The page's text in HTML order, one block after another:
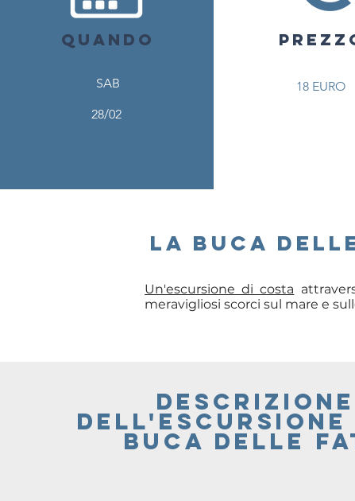
QUANDO
SAB
28/02
18 EURO
la buca
Un'escursione di costa
meravigliosi scorci sul mare e
descrizione
buca delle